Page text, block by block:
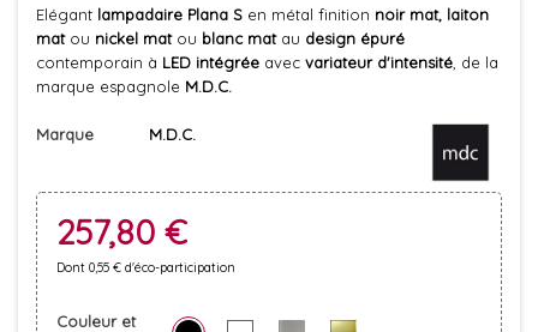
Elégant lampadaire Plana S en métal finition noir mat, laiton
mat ou nickel mat ou blanc mat au design épuré
contemporain à LED intégrée avec variateur d'intensité , de la
marque espagnole M.D.C.
Marque M.D.C.
257,80 €
Dont 0,55 € d'éco-participation
Couleur et